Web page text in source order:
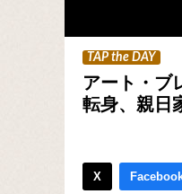
TAP the DAY
アート・ブ
転身、親日
X